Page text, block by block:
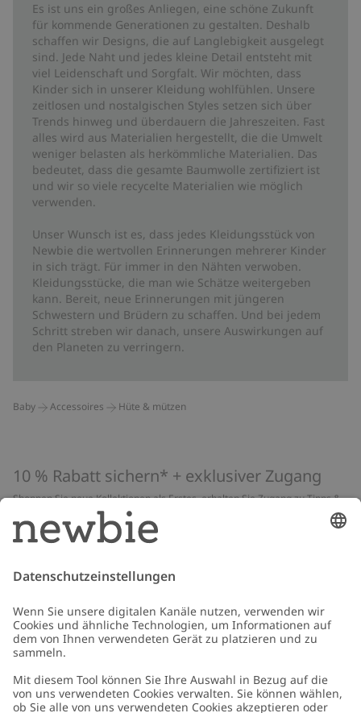
Es ist uns ein großes Anliegen, eine schöne Zukunft
für kommende Generationen zu gestalten. Deshalb
schaffen wir Designs, die auf Langlebigkeit ausgelegt
sind. Jede Naht und jedes kleine Detail entsteht mit
viel Leidenschaft und Sorgfalt. Wir möchten, dass
Kinder sich in unserer Kleidung wohlfühlen. Unsere
zeitlosen und nostalgischen Styles setzen sich über
Trends hinweg und überdauern die Jahreszeiten. Fast
alles wird aus Materialien hergestellt, die die Umwelt
weniger belasten als herkömmliche Materialien. Das
bedeutet, dass die gesamte Baumwolle zertifiziert ist
und wir so viele recycelte Materialien wie möglich
verwenden.
Unser Wunsch ist es, dass jedes Kleidungsstück von
Newbie die wertvollen Erinnerungen mehrerer Kinder
in sich trägt. Für immer in den Nähten verwoben.
Kleidungsstücke, die man wie Schätze weitergeben
kann. Bereit, neue Erinnerungen mit jüngeren
Schwestern und Brüdern zu schaffen. Und bei jedem
Schritt streben wir danach, unsere Auswirkungen auf
den Planeten zu verringern.
Baby Accessoires Hüte & mützen
10 % Rabatt sichern* + exklusiver Zugang
Shoppen Sie neue Kollektionen als Erstes, erhalten Sie Zugang zu Tipps &
Guides und profitieren Sie von exklusiven Angeboten
*Gilt nur für deine erste Bestellung und ist nicht mit anderen Rabatten
oder Angeboten kombinierbar. Gilt nicht für limitierte Artikel. Lies unsere
Schicken